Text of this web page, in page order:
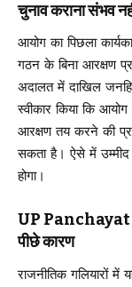
चुनाव कराना संभव
आयोग का पिछला
गठन के बिना आरक्षण
अदालत में दाखिल
स्वीकार किया कि
आरक्षण तय करने की
सकता है। ऐसे में
होगा।
UP Panchayat
पीछे कारण
राजनीतिक गलियारों में